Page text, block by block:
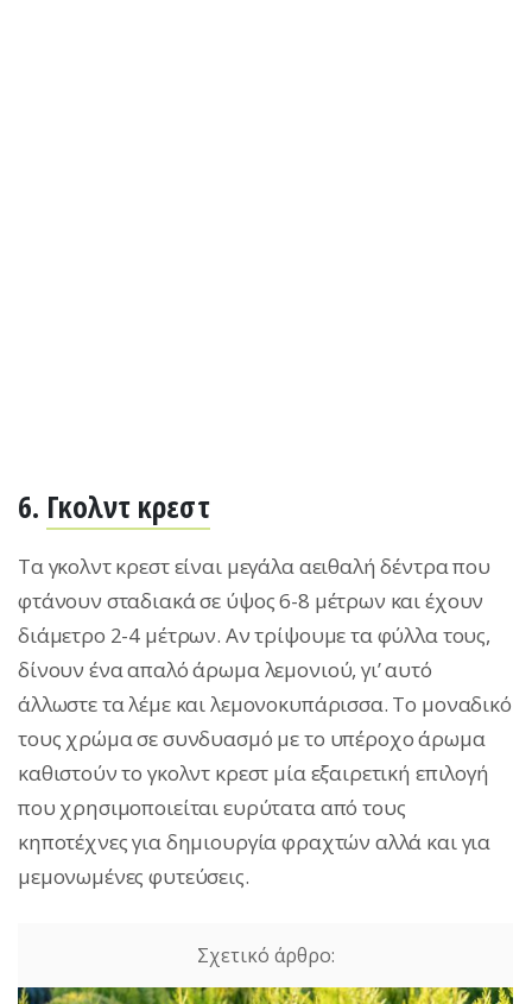
6. Γκολντ κρεστ
Τα γκολντ κρεστ είναι μεγάλα αειθαλή δέντρα που
φτάνουν σταδιακά σε ύψος 6-8 μέτρων και έχουν
διάμετρο 2-4 μέτρων. Αν τρίψουμε τα φύλλα τους,
δίνουν ένα απαλό άρωμα λεμονιού, γι’ αυτό
άλλωστε τα λέμε και λεμονοκυπάρισσα. Το μοναδικό
τους χρώμα σε συνδυασμό με το υπέροχο άρωμα
καθιστούν το γκολντ κρεστ μία εξαιρετική επιλογή
που χρησιμοποιείται ευρύτατα από τους
κηποτέχνες για δημιουργία φραχτών αλλά και για
μεμονωμένες φυτεύσεις.